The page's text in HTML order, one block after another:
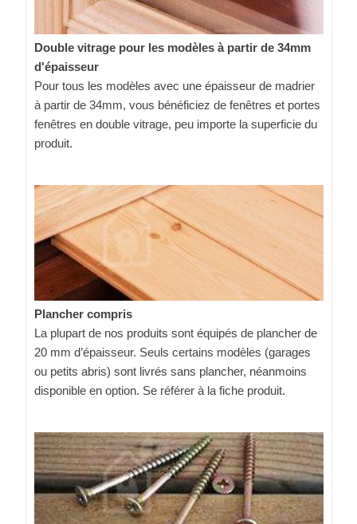
Double vitrage pour les modèles à partir de 34mm
d'épaisseur
Pour tous les modèles avec une épaisseur de madrier
à partir de 34mm, vous bénéficiez de fenêtres et portes
fenêtres en double vitrage, peu importe la superficie du
produit.
Plancher compris
La plupart de nos produits sont équipés de plancher de
20 mm d’épaisseur. Seuls certains modèles (garages
ou petits abris) sont livrés sans plancher, néanmoins
disponible en option. Se référer à la fiche produit.